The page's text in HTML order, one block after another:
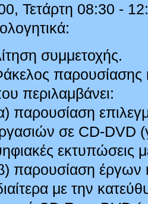
Τετάρτη 08:30 -
συμμετοχής.
παρουσίασης
περιλαμβάνει:
παρουσίαση
σε CD-DVD
εκτυπώσεις
παρουσίαση έργων
με την